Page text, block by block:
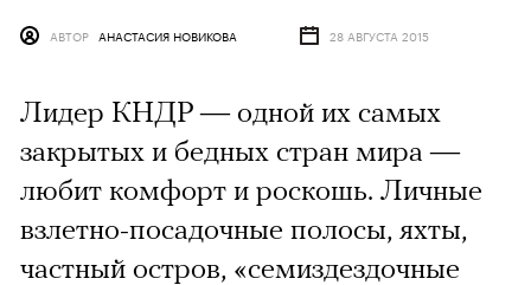
АВТОР АНАСТАСИЯ НОВИКОВА 28 АВГУСТА 2015
Лидер КНДР — одной их самых
закрытых и бедных стран мира —
любит комфорт и роскошь. Личные
взлетно-посадочные полосы, яхты,
частный остров, «семиздездочные